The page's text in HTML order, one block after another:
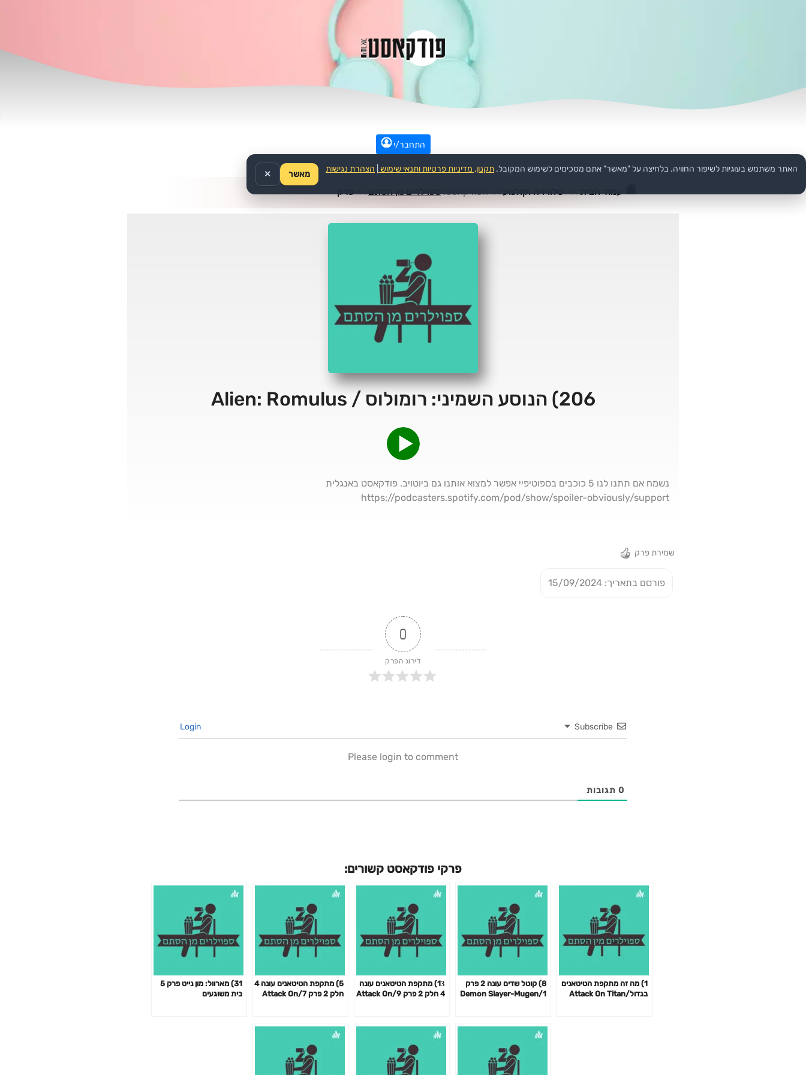
התחבר/י
עמוד הבית >> טלוויזיה וקולנוע >>הפודקאסט: ספוילרים מן הסתם >>פרק
206) הנוסע השמיני: רומולוס / Alien: Romulus
נשמח אם תתנו לנו 5 כוכבים בספוטיפיי אפשר למצוא אותנו גם ביוטויב. פודקאסט באנגלית
⁠⁠⁠⁠⁠⁠⁠⁠⁠⁠⁠⁠⁠⁠⁠⁠⁠⁠⁠⁠⁠⁠⁠⁠⁠⁠⁠⁠⁠⁠⁠⁠⁠⁠⁠⁠⁠⁠⁠⁠⁠⁠https://podcasters.spotify.com/pod/show/spoiler-obviously/support⁠⁠⁠⁠⁠⁠⁠⁠⁠⁠⁠⁠⁠⁠⁠⁠⁠⁠
שמירת פרק
פורסם בתאריך: 15/09/2024
0
דירוג הפרק
Subscribe
Please login to comment
0 תגובות
פרקי פודקאסט קשורים:
1) מה זה מתקפת הטיטאנים
בגדול/Attack On Titan
8) קוטל שדים עונה 2 פרק
1/Demon Slayer-Mugen
13ׁׁ) מתקפת הטיטאנים עונה
4 חלק 2 פרק 9/Attack On
5) מתקפת הטיטאנים עונה 4
חלק 2 פרק 7/Attack On
31) מארוול: מון נייט פרק 5
בית משוגעים
האתר משתמש בעוגיות לשיפור החוויה. בלחיצה על "מאשר" אתם מסכימים לשימוש המקובל. תקנון, מדיניות פרטיות ותנאי שימוש הצהרת נגישות
מאשר ✕